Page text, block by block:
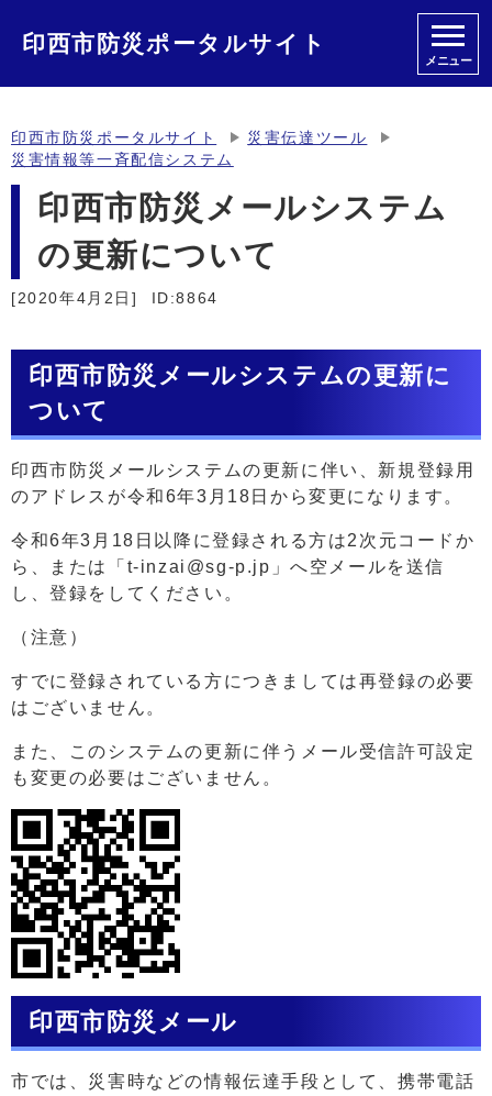
印西市防災ポータルサイト
メニュー
印西市防災ポータルサイト
災害伝達ツール
災害情報等一斉配信システム
印西市防災メールシステム
の更新について
[2020年4月2日] ID:8864
印西市防災メールシステムの更新に
ついて
印西市防災メールシステムの更新に伴い、新規登録用
のアドレスが令和6年3月18日から変更になります。
令和6年3月18日以降に登録される方は2次元コードか
ら、または「t-inzai@sg-p.jp」へ空メールを送信
し、登録をしてください。
（注意）
すでに登録されている方につきましては再登録の必要
はございません。
また、このシステムの更新に伴うメール受信許可設定
も変更の必要はございません。
印西市防災メール
市では、災害時などの情報伝達手段として、携帯電話